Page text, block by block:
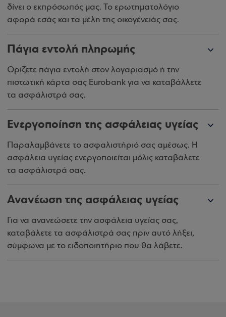
δίνει ο εκπρόσωπός μας. Το ερωτηματολόγιο
αφορά εσάς και τα μέλη της οικογένειάς σας.
Πάγια εντολή πληρωμής
Ορίζετε πάγια εντολή στον λογαριασμό ή την
πιστωτική κάρτα σας Eurobank για να καταβάλλετε
τα ασφάλιστρά σας.
Ενεργοποίηση της ασφάλειας υγείας
Παραλαμβάνετε το ασφαλιστήριό σας αμέσως. Η
ασφάλεια υγείας ενεργοποιείται μόλις καταβάλετε
τα ασφάλιστρά σας.
Ανανέωση της ασφάλειας υγείας
Για να ανανεώσετε την ασφάλεια υγείας σας,
καταβάλετε τα ασφάλιστρά σας πριν αυτό λήξει,
σύμφωνα με το ειδοποιητήριο που θα λάβετε.